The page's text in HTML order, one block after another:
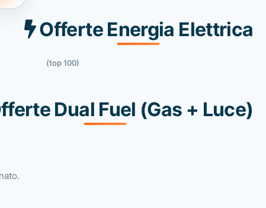
Offerte Energia Elettrica
(top 100)
Dual Fuel (Gas + Luce)